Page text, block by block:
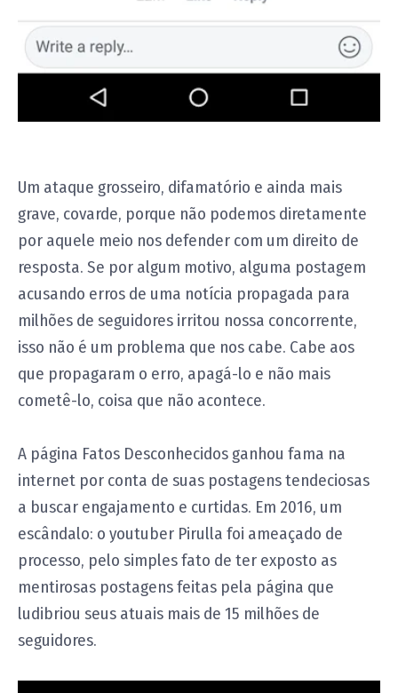
Um ataque grosseiro, difamatório e ainda mais
grave, covarde, porque não podemos diretamente
por aquele meio nos defender com um direito de
resposta. Se por algum motivo, alguma postagem
acusando erros de uma notícia propagada para
milhões de seguidores irritou nossa concorrente,
isso não é um problema que nos cabe. Cabe aos
que propagaram o erro, apagá-lo e não mais
cometê-lo, coisa que não acontece.
A página Fatos Desconhecidos ganhou fama na
internet por conta de suas postagens tendeciosas
a buscar engajamento e curtidas. Em 2016, um
escândalo: o youtuber Pirulla foi ameaçado de
processo, pelo simples fato de ter exposto as
mentirosas postagens feitas pela página que
ludibriou seus atuais mais de 15 milhões de
seguidores.